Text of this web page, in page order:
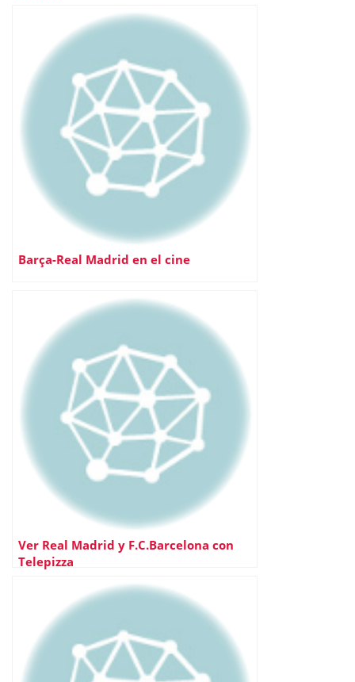
Barça-Real Madrid en el cine
Ver Real Madrid y F.C.Barcelona con
Telepizza